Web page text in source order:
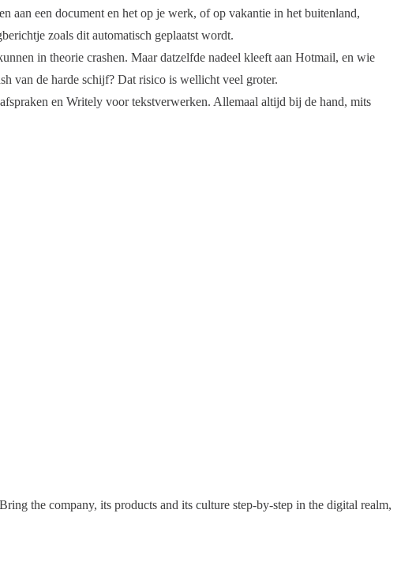
aan een document en het op je werk, of op vakantie in het buitenland,
zoals dit automatisch geplaatst wordt.
in theorie crashen. Maar datzelfde nadeel kleeft aan Hotmail, en wie
van de harde schijf? Dat risico is wellicht veel groter.
en Writely voor tekstverwerken. Allemaal altijd bij de hand, mits
the company, its products and its culture step-by-step in the digital realm,